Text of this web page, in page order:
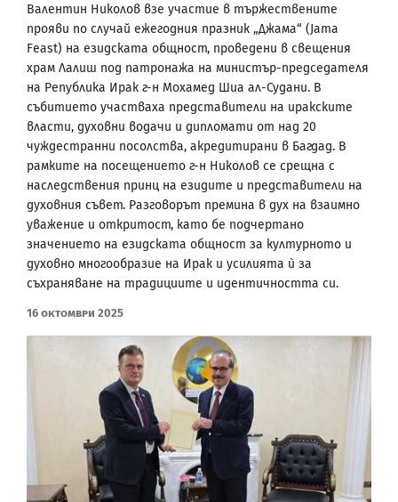
Валентин Николов взе участие в тържествените
прояви по случай ежегодния празник „Джама“ (Jama
Feast) на езидската общност, проведени в свещения
храм Лалиш под патронажа на министър-председателя
на Република Ирак г-н Мохамед Шиа ал-Судани. В
събитието участваха представители на иракските
власти, духовни водачи и дипломати от над 20
чуждестранни посолства, акредитирани в Багдад. В
рамките на посещението г-н Николов се срещна с
наследствения принц на езидите и представители на
духовния съвет. Разговорът премина в дух на взаимно
уважение и откритост, като бе подчертано
значението на езидската общност за културното и
духовно многообразие на Ирак и усилията ѝ за
съхраняване на традициите и идентичността си.
16 Октомври 2025